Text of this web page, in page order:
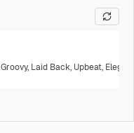
Groovy, Laid Back, Upbeat,